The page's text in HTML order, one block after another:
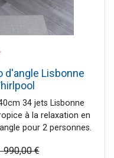
d'angle Lisbonne
34 jets Lisbonne
à la relaxation en
pour 2 personnes.
salle de bain avec sa
990,00 €